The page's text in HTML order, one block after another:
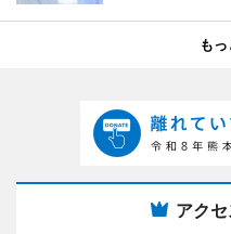
も
アク